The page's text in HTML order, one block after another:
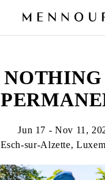
NOTHING
Jun 17 - Nov 11,
Esch‑sur‑Alzette,